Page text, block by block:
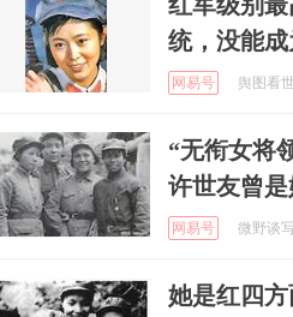
统，没能
网易号 舆图看
“无衔女将
许世友曾
网易号 微野谈
她是红四